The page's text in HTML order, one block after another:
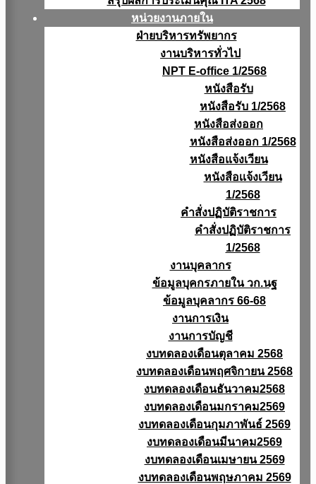
หน่วยงานภายใน
ฝ่ายบริหารทรัพยากร
งานบริหารทั่วไป
NPT E-office 1/2568
หนังสือรับ
หนังสือรับ 1/2568
หนังสือส่งออก
หนังสือส่งออก 1/2568
หนังสือแจ้งเวียน
หนังสือเเจ้งเวียน
1/2568
คำสั่งปฏิบัติราชการ
คำสั่งปฏิบัติราชการ
1/2568
งานบุคลากร
ข้อมูลบุคกรภายใน วก.นฐ
ข้อมูลบุคลากร 66-68
งานการเงิน
งานการบัญชี
งบทดลองเดือนตุลาคม 2568
งบทดลองเดือนพฤศจิกายน 2568
งบทดลองเดือนธันวาคม2568
งบทดลองเดือนมกราคม2569
งบทดลองเดือนกุมภาพันธ์ 2569
งบทดลองเดือนมีนาคม2569
งบทดลองเดือนเมษายน 2569
งบทดลองเดือนพฤษภาคม 2569